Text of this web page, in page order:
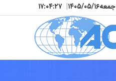
جمعه۱۴۰۵/۰۵/۱۶| ۱۷:۰۴:۲۹